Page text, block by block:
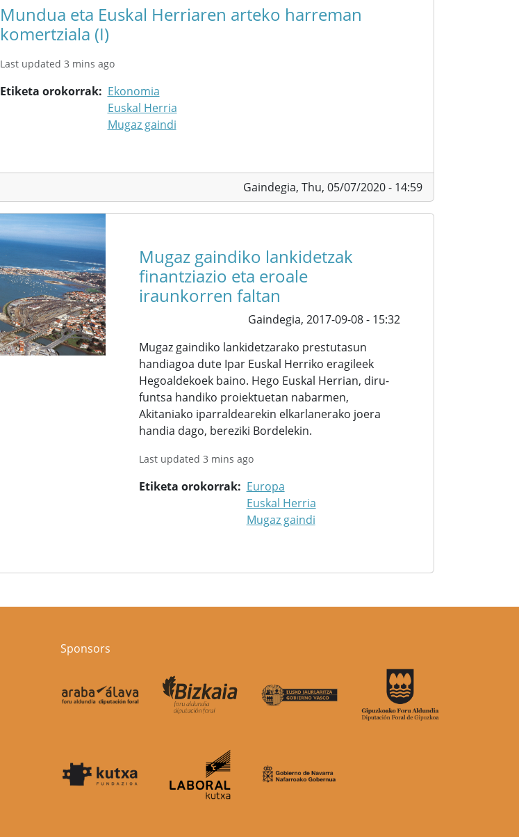
Mundua eta Euskal Herriaren arteko harreman
komertziala (I)
Last updated 3 mins ago
Etiketa orokorrak
Ekonomia
Euskal Herria
Mugaz gaindi
Gaindegia, Thu, 05/07/2020 - 14:59
Mugaz gaindiko lankidetzak
finantziazio eta eroale
iraunkorren faltan
Gaindegia, 2017-09-08 - 15:32
Mugaz gaindiko lankidetzarako prestutasun
handiagoa dute Ipar Euskal Herriko eragileek
Hegoaldekoek baino. Hego Euskal Herrian, diru-
funtsa handiko proiektuetan nabarmen,
Akitaniako iparraldearekin elkarlanerako joera
handia dago, bereziki Bordelekin.
Last updated 3 mins ago
Etiketa orokorrak
Europa
Euskal Herria
Mugaz gaindi
Sponsors